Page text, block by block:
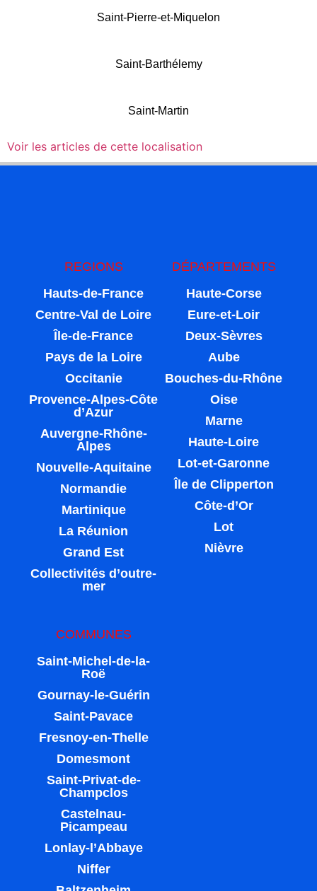
Saint-Pierre-et-Miquelon
Saint-Barthélemy
Saint-Martin
Voir les articles de cette localisation
REGIONS
Hauts-de-France
Centre-Val de Loire
Île-de-France
Pays de la Loire
Occitanie
Provence-Alpes-Côte
d’Azur
Auvergne-Rhône-
Alpes
Nouvelle-Aquitaine
Normandie
Martinique
La Réunion
Grand Est
Collectivités d’outre-
mer
DÉPARTEMENTS
Haute-Corse
Eure-et-Loir
Deux-Sèvres
Aube
Bouches-du-Rhône
Oise
Marne
Haute-Loire
Lot-et-Garonne
Île de Clipperton
Côte-d’Or
Lot
Nièvre
COMMUNES
Saint-Michel-de-la-
Roë
Gournay-le-Guérin
Saint-Pavace
Fresnoy-en-Thelle
Domesmont
Saint-Privat-de-
Champclos
Castelnau-
Picampeau
Lonlay-l’Abbaye
Niffer